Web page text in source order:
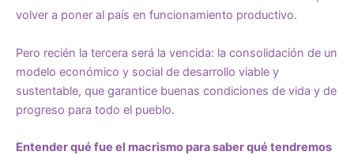
volver a poner al país en funcionamiento productivo.
Pero recién la tercera será la vencida: la consolidación de un
modelo económico y social de desarrollo viable y
sustentable, que garantice buenas condiciones de vida y de
progreso para todo el pueblo.
Entender qué fue el macrismo para saber qué tendremos